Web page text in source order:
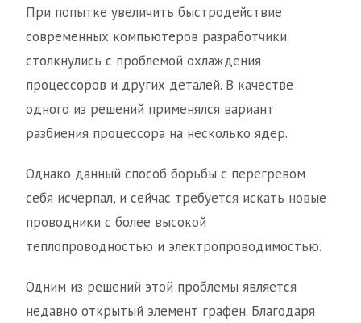
При попытке увеличить быстродействие
современных компьютеров разработчики
столкнулись с проблемой охлаждения
процессоров и других деталей. В качестве
одного из решений применялся вариант
разбиения процессора на несколько ядер.
Однако данный способ борьбы с перегревом
себя исчерпал, и сейчас требуется искать новые
проводники с более высокой
теплопроводностью и электропроводимостью.
Одним из решений этой проблемы является
недавно открытый элемент графен. Благодаря